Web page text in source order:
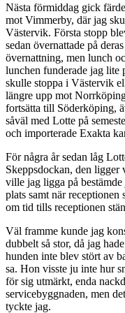
Nästa förmiddag gick
mot Vimmerby, där jag
Västervik. Första stopp
sedan övernattade på
övernattning, men lunch
lunchen funderade jag lite
skulle stoppa i Västervik
längre upp mot
fortsätta till Söderköping,
såväl med Lotte på
och importerade Exakta
För några år sedan låg
Skeppsdockan, den
ville jag ligga på
plats samt när receptionen
om tid tills receptionen
Väl framme kunde jag
dubbelt så stor, då jag
hunden inte blev stört av
sa. Hon visste ju inte hur
för sig utmärkt, enda
servicebyggnaden, men
tyckte jag.